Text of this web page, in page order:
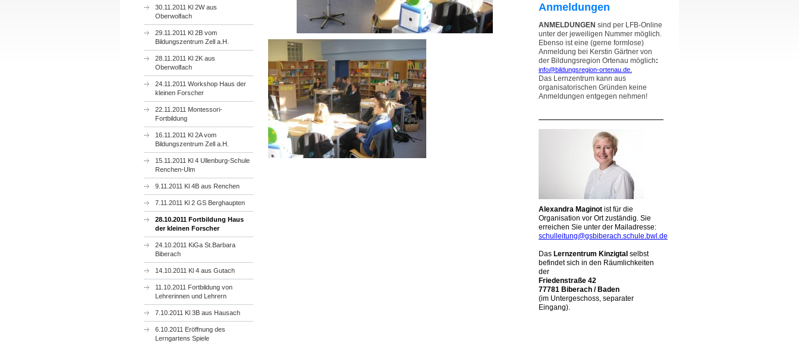
30.11.2011 Kl 2W aus
Oberwolfach
29.11.2011 Kl 2B vom
Bildungszentrum Zell a.H.
28.11.2011 Kl 2K aus
Oberwolfach
24.11.2011 Workshop Haus der
kleinen Forscher
22.11.2011 Montessori-
Fortbildung
16.11.2011 Kl 2A vom
Bildungszentrum Zell a.H.
15.11.2011 Kl 4 Ullenburg-Schule
Renchen-Ulm
9.11.2011 Kl 4B aus Renchen
7.11.2011 Kl 2 GS Berghaupten
28.10.2011 Fortbildung Haus
der kleinen Forscher
24.10.2011 KiGa St.Barbara
Biberach
14.10.2011 Kl 4 aus Gutach
11.10.2011 Fortbildung von
Lehrerinnen und Lehrern
7.10.2011 Kl 3B aus Hausach
6.10.2011 Eröffnung des
Lerngartens Spiele
Anmeldungen
ANMELDUNGEN sind per LFB-Online
unter der jeweiligen Nummer möglich.
Ebenso ist eine (gerne formlose)
Anmeldung bei Kerstin Gärtner von
der Bildungsregion Ortenau möglich:
info@bildungsregion-ortenau.de.
Das Lernzentrum kann aus
organisatorischen Gründen keine
Anmeldungen entgegen nehmen!
Alexandra Maginot ist für die
Organisation vor Ort zuständig. Sie
erreichen Sie unter der Mailadresse:
schulleitung@gsbiberach.schule.bwl.de
Das Lernzentrum Kinzigtal selbst
befindet sich in den Räumlichkeiten
der
Friedenstraße 42
77781 Biberach / Baden
(im Untergeschoss, separater
Eingang).